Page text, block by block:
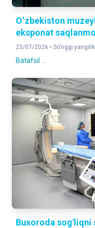
O‘zbekiston
eksponat
23/07/2026 • So'nggi
Batafsil ...
Buxoroda sog'liqni